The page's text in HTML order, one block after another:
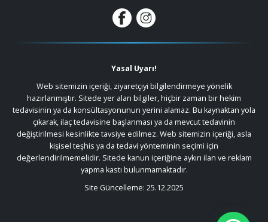
Yasal Uyarı!
Web sitemizin içeriği, ziyaretçiyi bilgilendirmeye yönelik
hazırlanmıştır. Sitede yer alan bilgiler, hiçbir zaman bir hekim
tedavisinin ya da konsültasyonunun yerini alamaz. Bu kaynaktan yola
çıkarak, ilaç tedavisine başlanması ya da mevcut tedavinin
değiştirilmesi kesinlikte tavsiye edilmez. Web sitemizin içeriği, asla
kişisel teşhis ya da tedavi yönteminin seçimi için
değerlendirilmemelidir. Sitede kanun içeriğine aykırı ilan ve reklam
yapma kastı bulunmamaktadır.
Site Güncelleme: 25.12.2025